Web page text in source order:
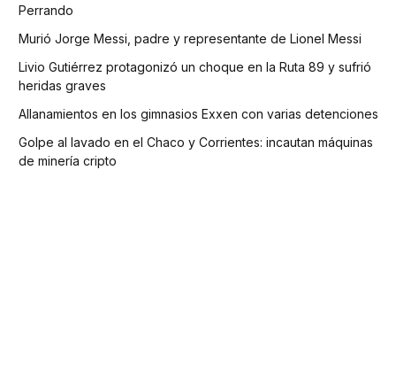
Perrando
Murió Jorge Messi, padre y representante de Lionel Messi
Livio Gutiérrez protagonizó un choque en la Ruta 89 y sufrió
heridas graves
Allanamientos en los gimnasios Exxen con varias detenciones
Golpe al lavado en el Chaco y Corrientes: incautan máquinas
de minería cripto